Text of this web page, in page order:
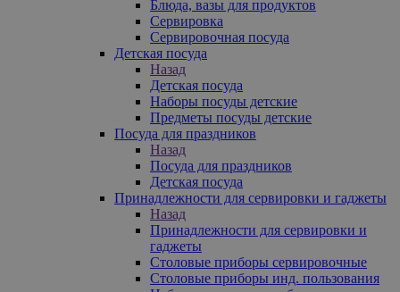
Блюда, вазы для продуктов
Сервировка
Сервировочная посуда
Детская посуда
Назад
Детская посуда
Наборы посуды детские
Предметы посуды детские
Посуда для праздников
Назад
Посуда для праздников
Детская посуда
Принадлежности для сервировки и гаджеты
Назад
Принадлежности для сервировки и
гаджеты
Столовые приборы сервировочные
Столовые приборы инд. пользования